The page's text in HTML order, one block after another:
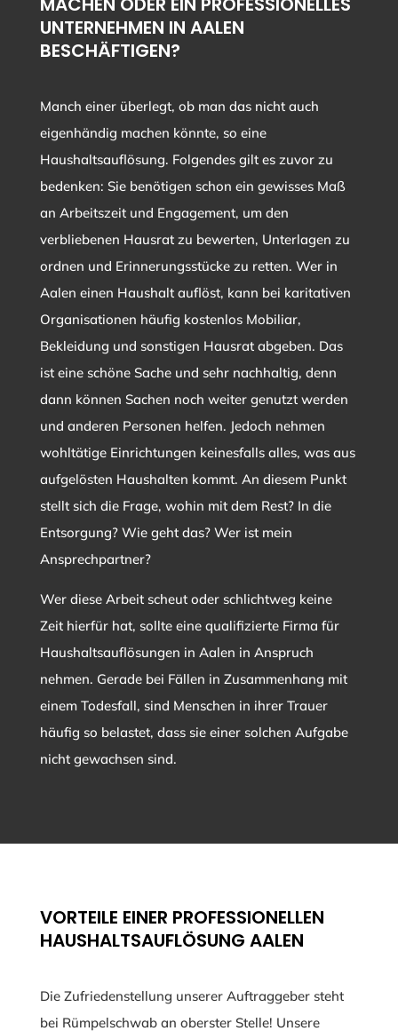
UNTERNEHMEN IN AALEN
BESCHÄFTIGEN?
Manch einer überlegt, ob man das nicht auch
eigenhändig machen könnte, so eine
Haushaltsauflösung. Folgendes gilt es zuvor zu
bedenken: Sie benötigen schon ein gewisses Maß
an Arbeitszeit und Engagement, um den
verbliebenen Hausrat zu bewerten, Unterlagen zu
ordnen und Erinnerungsstücke zu retten. Wer in
Aalen einen Haushalt auflöst, kann bei karitativen
Organisationen häufig kostenlos Mobiliar,
Bekleidung und sonstigen Hausrat abgeben. Das
ist eine schöne Sache und sehr nachhaltig, denn
dann können Sachen noch weiter genutzt werden
und anderen Personen helfen. Jedoch nehmen
wohltätige Einrichtungen keinesfalls alles, was aus
aufgelösten Haushalten kommt. An diesem Punkt
stellt sich die Frage, wohin mit dem Rest? In die
Entsorgung? Wie geht das? Wer ist mein
Ansprechpartner?
Wer diese Arbeit scheut oder schlichtweg keine
Zeit hierfür hat, sollte eine qualifizierte Firma für
Haushaltsauflösungen in Aalen in Anspruch
nehmen. Gerade bei Fällen in Zusammenhang mit
einem Todesfall, sind Menschen in ihrer Trauer
häufig so belastet, dass sie einer solchen Aufgabe
nicht gewachsen sind.
VORTEILE EINER PROFESSIONELLEN
HAUSHALTSAUFLÖSUNG AALEN
Die Zufriedenstellung unserer Auftraggeber steht
bei Rümpelschwab an oberster Stelle! Unsere